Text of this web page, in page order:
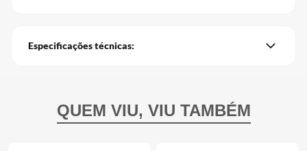
Especificações técnicas: